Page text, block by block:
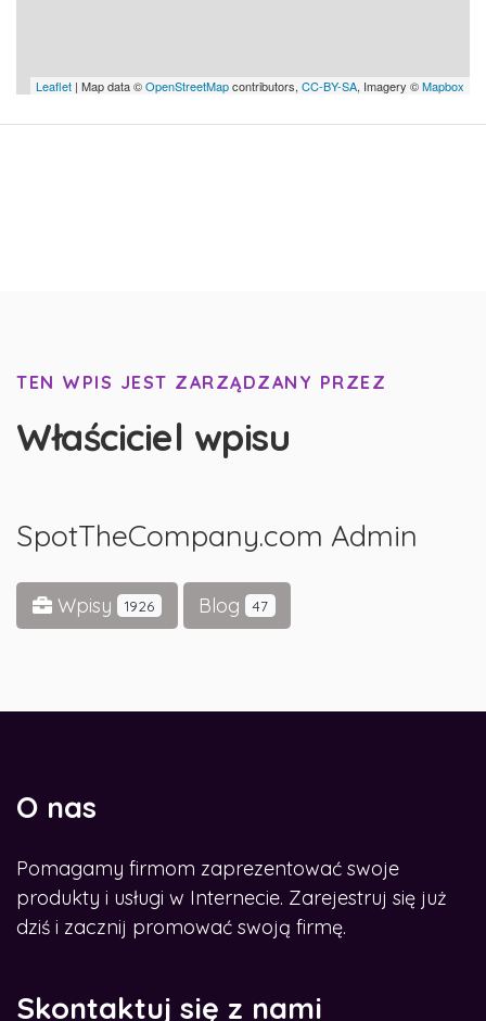
Leaflet | Map data ©OpenStreetMapcontributors, CC-BY-SA, Imagery ©Mapbox
TEN WPIS JEST ZARZĄDZANY PRZEZ
Właściciel wpisu
SpotTheCompany.com Admin
Wpisy 1926 Blog 47
O nas
Pomagamy firmom zaprezentować swoje
produkty i usługi w Internecie. Zarejestruj się już
dziś i zacznij promować swoją firmę.
Skontaktuj się z nami